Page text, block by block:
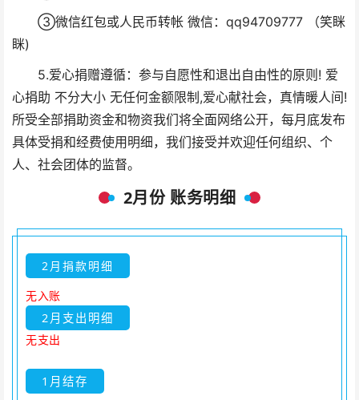
③微信红包或人民币转帐 微信：qq94709777 （笑眯
眯)
5.爱心捐赠遵循：参与自愿性和退出自由性的原则! 爱
心捐助 不分大小 无任何金额限制,爱心献社会，真情暖人间!
所受全部捐助资金和物资我们将全面网络公开，每月底发布
具体受捐和经费使用明细，我们接受并欢迎任何组织、个
人、社会团体的监督。
2月份 账务明细
2月捐款明细
无入账
2月支出明细
无支出
1月结存